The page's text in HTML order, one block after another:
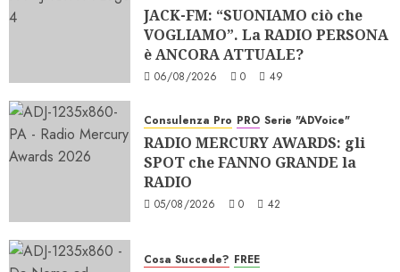
JACK-FM: “SUONIAMO ciò che
VOGLIAMO”. La RADIO PERSONA
è ANCORA ATTUALE?
06/08/2026 0 49
Consulenza Pro PRO Serie "ADVoice"
RADIO MERCURY AWARDS: gli
SPOT che FANNO GRANDE la
RADIO
05/08/2026 0 42
Cosa Succede? FREE